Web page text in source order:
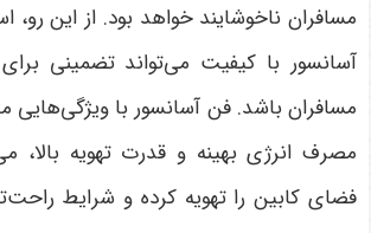
مسافران ناخوشایند خواهد بود. از این رو،
آسانسور با کیفیت می‌تواند تضمینی
مسافران باشد. فن آسانسور با ویژگی‌هایی
مصرف انرژی بهینه و قدرت تهویه بالا،
فضای کابین را تهویه کرده و شرایط